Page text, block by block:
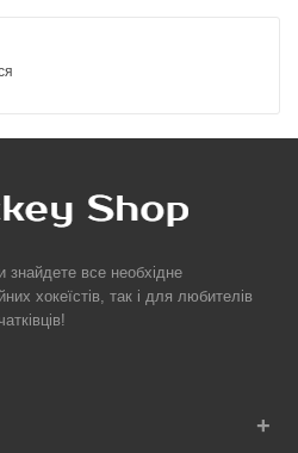
знайдете все необхідне
хокеїстів, так і для любителів
+